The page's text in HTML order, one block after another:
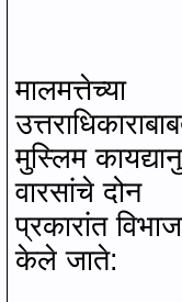
मालमत्तेच्या
मुस्लिम
वारसांचे दोन
प्रकारांत
केले जाते: